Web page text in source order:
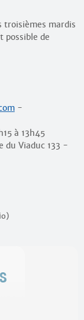
troisièmes mardis
possible de
-
à 13h45
du Viaduc 133 -
)